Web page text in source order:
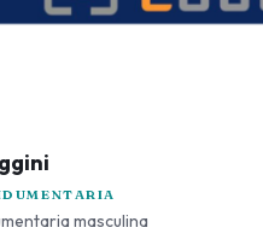
masculina